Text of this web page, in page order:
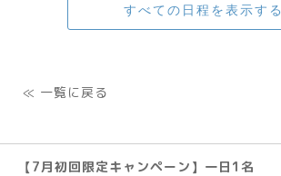
すべての日程を表示する
≪ 一覧に戻る
【7月初回限定キャンペーン】一日1名